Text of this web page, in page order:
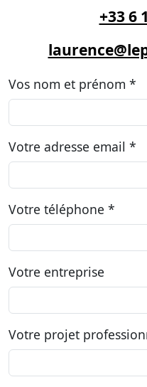
+33 6
Vos nom et prénom *
Votre adresse email *
Votre téléphone *
Votre entreprise
Votre projet